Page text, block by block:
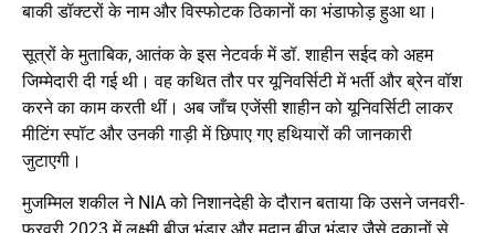
बाकी डॉक्टरों के नाम और विस्फोटक ठिकानों का भंडाफोड़ हुआ था।
सूत्रों के मुताबिक, आतंक के इस नेटवर्क में डॉ. शाहीन सईद को अहम
जिम्मेदारी दी गई थी। वह कथित तौर पर यूनिवर्सिटी में भर्ती और ब्रेन वॉश
करने का काम करती थीं। अब जाँच एजेंसी शाहीन को यूनिवर्सिटी लाकर
मीटिंग स्पॉट और उनकी गाड़ी में छिपाए गए हथियारों की जानकारी
जुटाएगी।
मुजम्मिल शकील ने NIA को निशानदेही के दौरान बताया कि उसने जनवरी-